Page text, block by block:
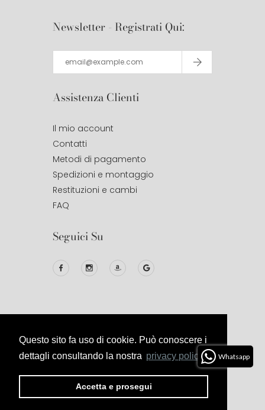
Questo sito fa uso di cookie. Può conoscere i
dettagli consultando la nostra privacy policy.
Accetta e prosegui
Newsletter - Registrati Qui:
Assistenza Clienti
Il mio account
Contatti
Metodi di pagamento
Spedizioni e montaggio
Restituzioni e cambi
FAQ
Seguici Su
© 2020Studio DesignAll Right
Reserved.
Privacy
Termini E
Condizioni
Cookies
Politica Di
Whatsapp